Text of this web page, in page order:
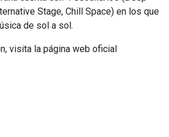
Stage, Chill Space) en los que
de sol a sol.
visita la página web oficial